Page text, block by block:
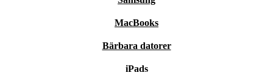
MacBooks
Bärbara datorer
iPads